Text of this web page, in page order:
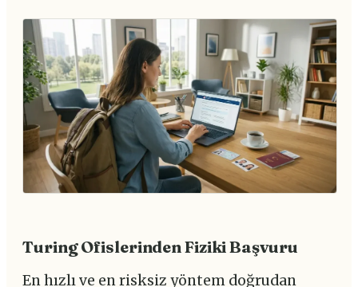
Turing Ofislerinden Fiziki Başvuru
En hızlı ve en risksiz yöntem doğrudan